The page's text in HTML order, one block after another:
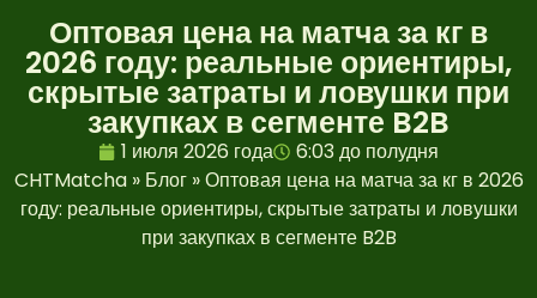
Оптовая цена на матча за кг в
2026 году: реальные ориентиры,
скрытые затраты и ловушки при
закупках в сегменте B2B
1 июля 2026 года
6:03 до полудня
CHTMatcha» Блог»Оптовая цена на матча за кг в 2026
году: реальные ориентиры, скрытые затраты и ловушки
при закупках в сегменте B2B